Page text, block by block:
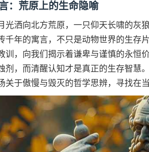
：荒原上的生命隐喻
光洒向北方荒原，一只仰天长啸的灰
千年的寓言，不只是动物世界的生存
训，向我们揭示着谦卑与谨慎的永
剂，而清醒认知才是真正的生存智慧
关于傲慢与毁灭的哲学思辨，寻找在